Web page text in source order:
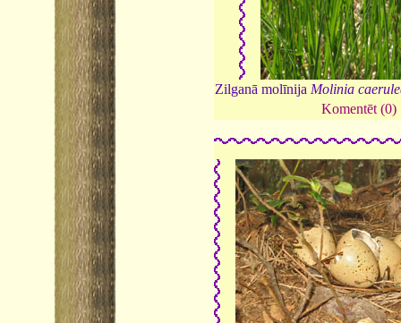
Zilganā molīnija Molinia
Komentēt (0)